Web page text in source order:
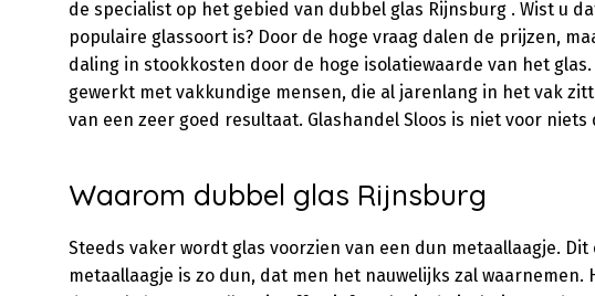
de specialist op het gebied van dubbel glas Rijnsburg . Wist u
populaire glassoort is? Door de hoge vraag dalen de prijzen,
daling in stookkosten door de hoge isolatiewaarde van het
gewerkt met vakkundige mensen, die al jarenlang in het vak
van een zeer goed resultaat. Glashandel Sloos is niet voor
Waarom dubbel glas Rijnsburg
Steeds vaker wordt glas voorzien van een dun metaallaagje.
metaallaagje is zo dun, dat men het nauwelijks zal